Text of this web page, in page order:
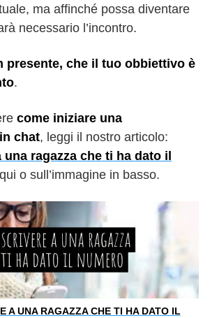
ma affinché possa diventare
necessario l’incontro.
presente, che il tuo obbiettivo è
.
come iniziare una
chat, leggi il nostro articolo:
ragazza che ti ha dato il
o sull’immagine in basso.
A UNA RAGAZZA CHE TI HA DATO IL